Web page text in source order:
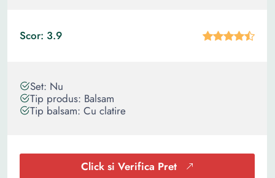
Scor: 3.9
Set: Nu
Tip produs: Balsam
Tip balsam: Cu clatire
Click si Verifica Pret